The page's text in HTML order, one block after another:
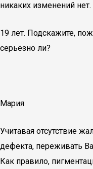
никаких изменений нет.
19 лет. Подскажите,
серьёзно ли?
Мария
Учитавая отсутствие
дефекта, переживать
Как правило,